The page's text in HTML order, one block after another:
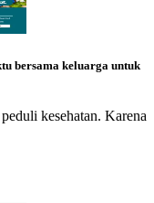
bersama keluarga untuk
kesehatan. Karena